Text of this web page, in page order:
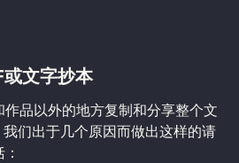
文字抄本
品以外的地方复制和分享整个文
们出于几个原因而做出这样的请